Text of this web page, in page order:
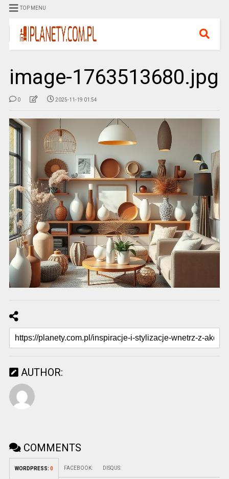
TOP MENU
image-1763513680.jpg
0 2025-11-19 01:54
AUTHOR:
COMMENTS
WORDPRESS: 0 FACEBOOK: DISQUS: